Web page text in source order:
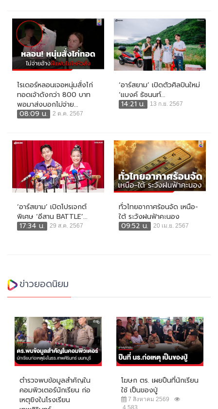
ไรเดอร์หลอนเจอหนุ่มสั่งไก่
ทอดเจ้าดังกว่า 800 บาท
พอมาส่งบอกไม่จ่าย...
08:09 น.
2 ต.ค. 2567
‘อาร์สยาม’ เปิดตัวศิลปินใหม่
‘แบงค์ ธัชนนท์...
14:21 น.
13 ก.ย. 2567
‘อาร์สยาม’ เปิดโปรเจกต์
พิเศษ ‘อีสาน BATTLE’...
17:34 น.
29 ส.ค. 2567
ทั่วไทยอากาศร้อนจัด เหนือ-
ใต้ ระวังฝนฟ้าคะนอง
09:52 น.
20 เม.ย. 2567
ข่าวยอดนิยม
ตำรวจพบข้อมูลสำคัญใน
คอมพิวเตอร์นักเรียน ก่อ
เหตุยิงในโรงเรียน
โฆษก ตร. เผยปืนที่นักเรียน
ใช้ เป็นของปู่
7 สิงหาคม 2569
4,583